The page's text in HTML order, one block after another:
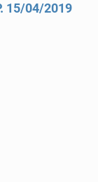
15/04/2019